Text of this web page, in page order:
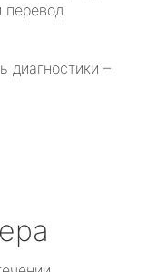
перевод.
диагностики –